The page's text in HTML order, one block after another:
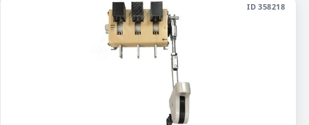
ID 358218